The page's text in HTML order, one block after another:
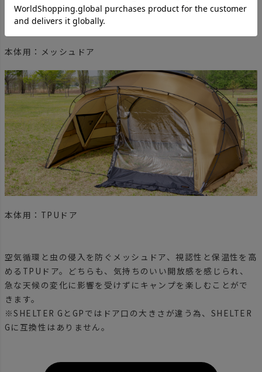
本体用：メッシュドア
本体用：TPUドア
空気循環と虫の侵入を防ぐメッシュドア、視認性と保温性を高
めるTPUドア。どちらも、気持ちのいい開放感を感じられ、
急な天候の変化に影響を受けずにキャンプを楽しむことがで
きます。
※SHELTER GとGPではドア口の大きさが違う為、SHELTER
Gに互換性はありません。